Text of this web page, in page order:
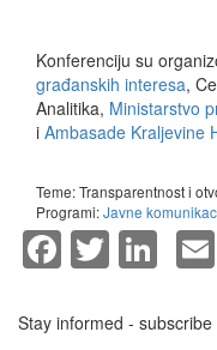
Konferenciju su
građanskih interesa,
Analitika, Ministarstvo
i Ambasade Kraljevine
Teme:Transparentnost i
Programi:Javne
Facebook
Twitter
Stay informed -